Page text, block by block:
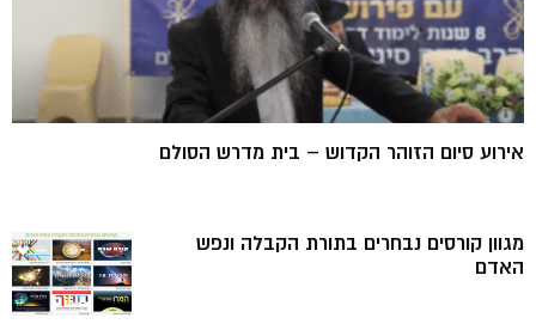
אירוע סיום הזוהר הקדוש – בית מדרש הסולם
מגוון קורסים נבחרים בתורת הקבלה ונפש
האדם